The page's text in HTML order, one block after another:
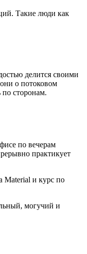
Такие люди как
делится своими
о потоковом
сторонам.
по вечерам
практикует
Material и курс по
могучий и